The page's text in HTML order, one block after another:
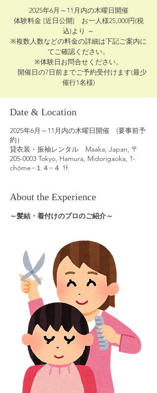
2025年6月～11月内の木曜日開催
体験料金 [近日公開] お一人様25,000円(税
込)より ～
※複数人数などの料金の詳細は下記ご案内に
てご確認ください。
※体験日お問合せください。
開催日の7日前までご予約受付けます(最少
催行1名様)
Date & Location
2025年6月～11月内の木曜日開催 (要事前予
約）
貸衣装・振袖レンタル Maaka, Japan, 〒
205-0003 Tokyo, Hamura, Midorigaoka, 1-
chōme−１４−４ 1f
About the Experience
～髪結・着付けのプロのご紹介～